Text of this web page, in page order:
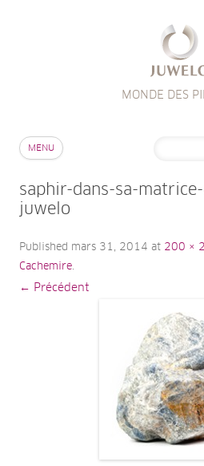
MONDE DES
MENU
saphir-dans-sa-
juwelo
Published mars 31, 2014 at 200 ×
Cachemire.
← Précédent